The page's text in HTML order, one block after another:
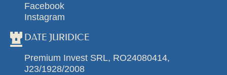
Facebook
Instagram
DATE JURIDICE
Premium Invest SRL, RO24080414,
J23/1928/2008